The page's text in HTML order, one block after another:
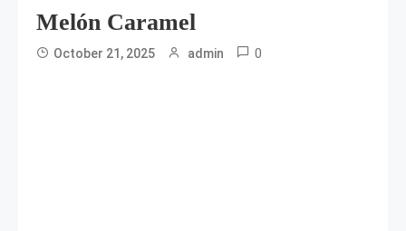
Melón Caramel
October 21, 2025 admin 0